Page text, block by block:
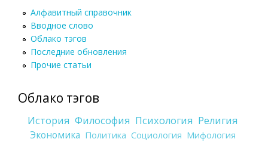
Алфавитный справочник
Вводное слово
Облако тэгов
Последние обновления
Прочие статьи
Облако тэгов
История Философия Психология Религия
Экономика Политика Социология Мифология